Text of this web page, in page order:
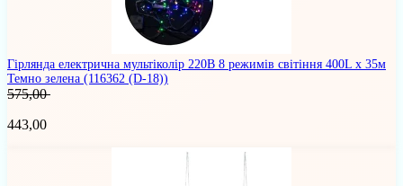
Гірлянда електрична мультіколір 220В 8 режимів світіння 400L х 35м
Темно зелена (116362 (D-18))
575,00
443,00